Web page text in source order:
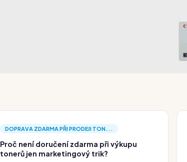
DOPRAVA ZDARMA PŘI PRODEJI TON...
Proč není doručení zdarma při výkupu
tonerů jen marketingový trik?